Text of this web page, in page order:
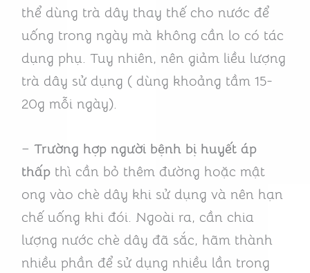
thể dùng trà dây thay thế cho nước để
uống trong ngày mà không cần lo có tác
dụng phụ. Tuy nhiên, nên giảm liều lượng
trà dây sử dụng ( dùng khoảng tầm 15-
20g mỗi ngày).
– Trường hợp người bệnh bị huyết áp
thấpthì cần bỏ thêm đường hoặc mật
ong vào chè dây khi sử dụng và nên hạn
chế uống khi đói. Ngoài ra, cần chia
lượng nước chè dây đã sắc, hãm thành
nhiều phần để sử dụng nhiều lần trong